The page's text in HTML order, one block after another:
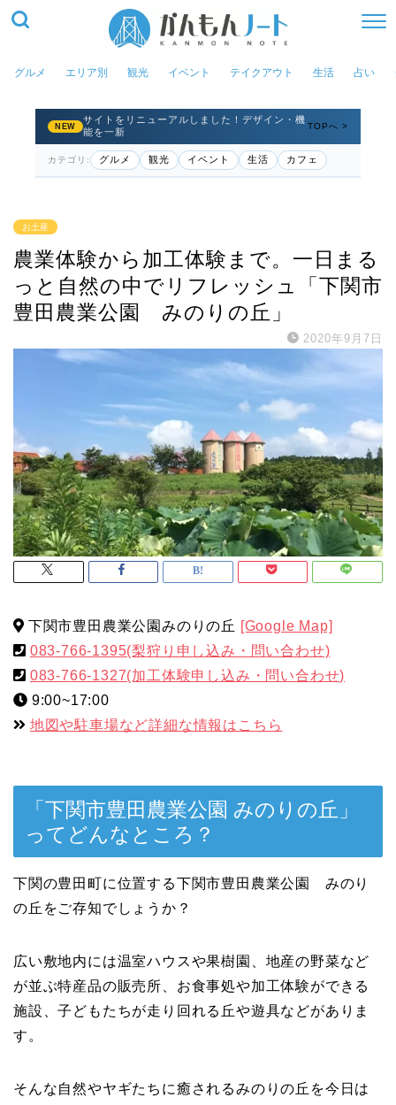
グルメ エリア別 観光 イベント テイクアウト 生活 占い
NEW
サイトをリニューアルしました！デザイン・機
能を一新
TOPへ >
カテゴリ: グルメ 観光 イベント 生活 カフェ
お土産
農業体験から加工体験まで。一日まる
っと自然の中でリフレッシュ「下関市
豊田農業公園 みのりの丘」
2020年9月7日
下関市豊田農業公園みのりの丘 [Google Map]
083-766-1395(梨狩り申し込み・問い合わせ)
083-766-1327(加工体験申し込み・問い合わせ)
9:00~17:00
地図や駐車場など詳細な情報はこちら
「下関市豊田農業公園 みのりの丘」
ってどんなところ？
下関の豊田町に位置する下関市豊田農業公園 みのり
の丘をご存知でしょうか？
広い敷地内には温室ハウスや果樹園、地産の野菜など
が並ぶ特産品の販売所、お食事処や加工体験ができる
施設、子どもたちが走り回れる丘や遊具などがありま
す。
そんな自然やヤギたちに癒されるみのりの丘を今日は